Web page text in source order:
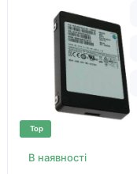
Top
В наявності